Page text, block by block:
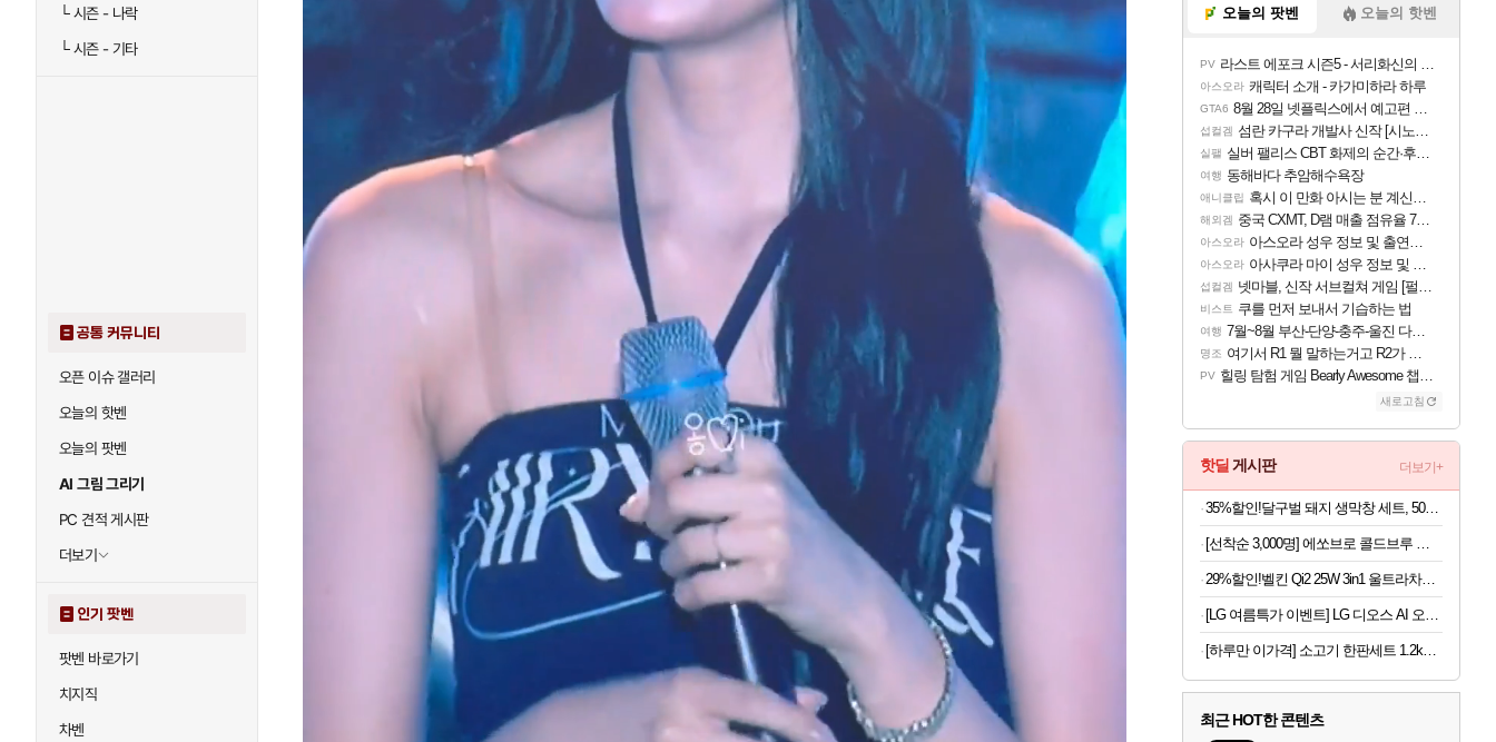
└시즌 - 나락
└시즌 - 기타
공통 커뮤니티
오픈 이슈 갤러리
오늘의 핫벤
오늘의 팟벤
AI 그림 그리기
PC 견적 게시판
더보기
인기 팟벤
팟벤 바로가기
치지직
차벤
오늘의 팟벤 오늘의 핫벤
PV 라스트 에포크 시즌5 - 서리화신의 분노 티저
아스오라 캐릭터 소개 - 카가미하라 하루
GTA6 8월 28일 넷플릭스에서 예고편 공개 예정
섭컬겜 섬란 카구라 개발사 신작 [시노비 넥서스] 연내 출시 예정
실팰 실버 팰리스 CBT 화제의 순간·후기 모음
여행 동해바다 추암해수욕장
애니클립 혹시 이 만화 아시는 분 계신가요
해외겜 중국 CXMT, D램 매출 점유율 7%…글로벌 4위로 부상
아스오라 아스오라 성우 정보 및 출연작 모음
아스오라 아사쿠라 마이 성우 정보 및 주요 필모
섭컬겜 넷마블, 신작 서브컬쳐 게임 [펄 인 블루] 티저 사이트 오픈
비스트 쿠를 먼저 보내서 기습하는 법
여행 7월~8월 부산-단양-충주-울진 다녀왔어요~
명조 여기서 R1 뭘 말하는거고 R2가 뭘말하는걸까요?
PV 힐링 탐험 게임 Bearly Awesome 챕터 1 트레일러
새로고침
핫딜 게시판 더보기+
35%할인!달구벌 돼지 생막창 세트, 500g, 2봉
29%할인!벨킨 Qi2 25W 3in1 울트라차지 프로 모듈형 고속 무선 충전기 WIZ052kr 갤럭시S26 아이폰17 호환
[하루만 이가격] 소고기 한판세트 1.2kg (등심3, 살치2, 부채2, 갈비2, 우삼겹3)
최근 HOT한 콘텐츠